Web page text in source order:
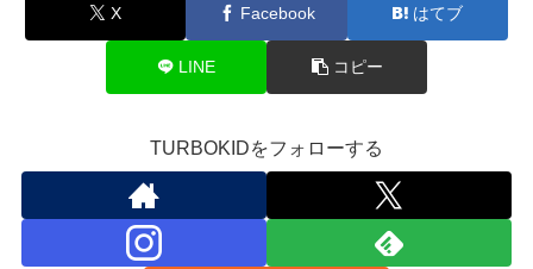
X Facebook はてブ
LINE コピー
TURBOKIDをフォローする